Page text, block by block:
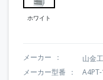
ホワイト
メーカー 山金
メーカー型番